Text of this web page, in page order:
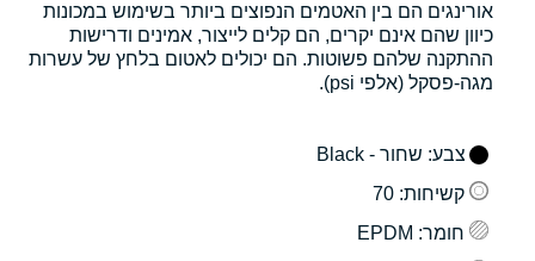
אורינגים הם בין האטמים הנפוצים ביותר בשימוש במכונות
כיוון שהם אינם יקרים, הם קלים לייצור, אמינים ודרישות
ההתקנה שלהם פשוטות. הם יכולים לאטום בלחץ של עשרות
מגה-פסקל (אלפי psi).
צבע: שחור - Black
קשיחות: 70
חומר: EPDM